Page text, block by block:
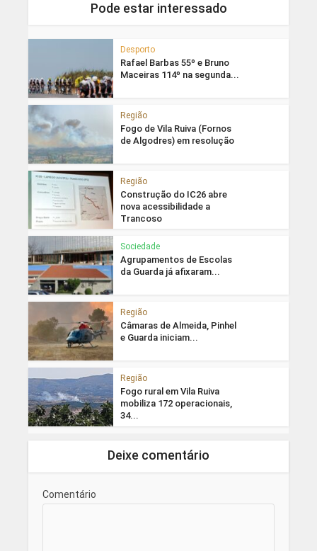
Pode estar interessado
Desporto
Rafael Barbas 55º e Bruno
Maceiras 114º na segunda...
Região
Fogo de Vila Ruiva (Fornos
de Algodres) em resolução
Região
Construção do IC26 abre
nova acessibilidade a
Trancoso
Sociedade
Agrupamentos de Escolas
da Guarda já afixaram...
Região
Câmaras de Almeida, Pinhel
e Guarda iniciam...
Região
Fogo rural em Vila Ruiva
mobiliza 172 operacionais,
34...
Deixe comentário
Comentário